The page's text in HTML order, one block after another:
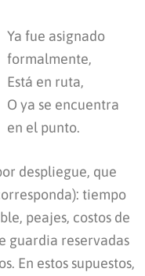
Ya fue asignado
formalmente,
Está en ruta,
O ya se encuentra
en el punto.
despliegue, que
tiempo
peajes, costos de
guardia reservadas
En estos supuestos,